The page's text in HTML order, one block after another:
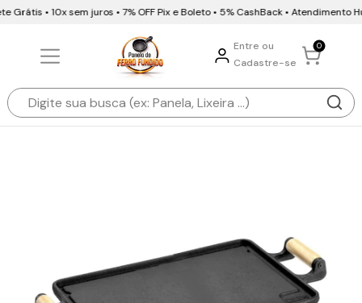
• 10x sem juros • 7% OFF Pix e Boleto • 5% CashBack • Atendimento
Entre ou
Cadastre-se
0